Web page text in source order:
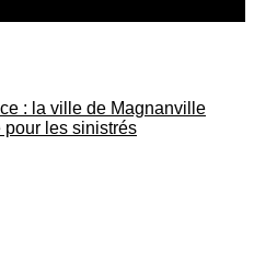
: la ville de Magnanville
pour les sinistrés